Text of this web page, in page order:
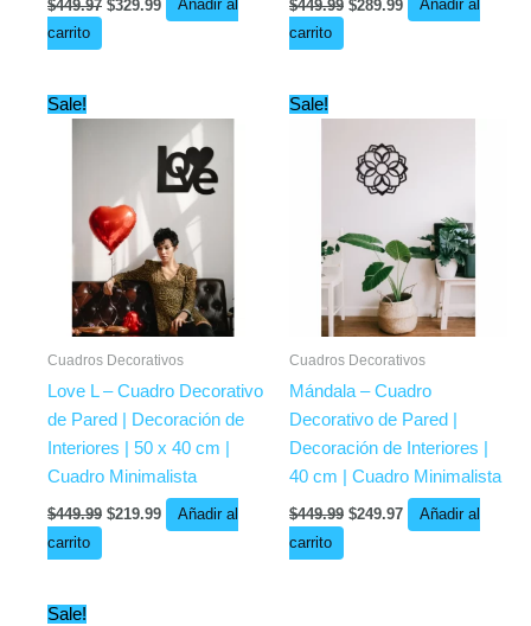
$449.97 $329.99
Añadir al
carrito
$449.99 $289.99
Añadir al
carrito
Sale!
Cuadros Decorativos
Love L – Cuadro Decorativo
de Pared | Decoración de
Interiores | 50 x 40 cm |
Cuadro Minimalista
$449.99
price
$219.99
price
is:
$219.99.
Añadir al
carrito
Sale!
Cuadros Decorativos
Mándala – Cuadro
Decorativo de Pared |
Decoración de Interiores |
40 cm | Cuadro Minimalista
$449.99
price
was:
$449.99.
$249.97
price
$249.97.
Añadir al
carrito
Sale!